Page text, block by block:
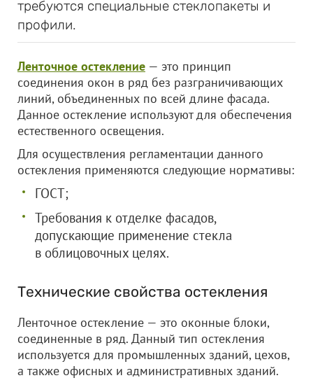
требуются специальные стеклопакеты и
профили.
Ленточное остекление — это принцип
соединения окон в ряд без разграничивающих
линий, объединенных по всей длине фасада.
Данное остекление используют для обеспечения
естественного освещения.
Для осуществления регламентации данного
остекления применяются следующие нормативы:
ГОСТ;
Требования к отделке фасадов,
допускающие применение стекла
в облицовочных целях.
Технические свойства остекления
Ленточное остекление — это оконные блоки,
соединенные в ряд. Данный тип остекления
используется для промышленных зданий, цехов,
а также офисных и административных зданий.